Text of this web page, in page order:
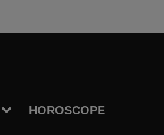
HOROSCOPE